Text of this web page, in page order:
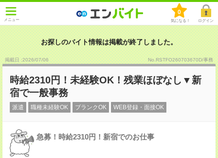
メニュー
0
気になる！ ログイン
お探しのバイト情報は掲載が終了しました。
掲載日 :2026/07/06 No.RSTFO260703670D/事務
時給2310円！未経験OK！残業ほぼなし▼新
宿で一般事務
派遣 職種未経験OK ブランクOK WEB登録・面接OK
急募！時給2310円！新宿でのお仕事